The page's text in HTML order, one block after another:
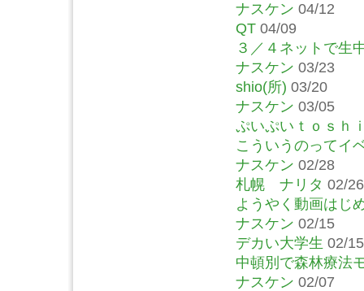
ナスケン 04/12
QT 04/09
３／４ネットで生
ナスケン 03/23
shio(所) 03/20
ナスケン 03/05
ぷいぷいｔｏｓｈ
こういうのってイ
ナスケン 02/28
札幌 ナリタ 02/26
ようやく動画はじ
ナスケン 02/15
デカい大学生 02/15
中頓別で森林療法
ナスケン 02/07